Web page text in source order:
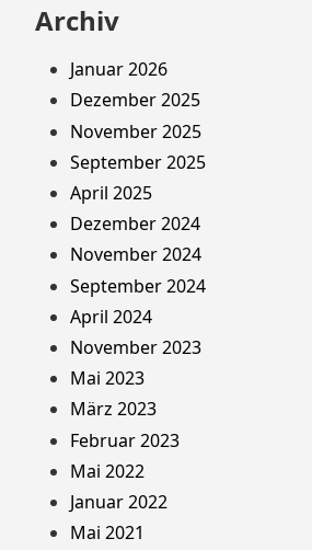
Archiv
Januar 2026
Dezember 2025
November 2025
September 2025
April 2025
Dezember 2024
November 2024
September 2024
April 2024
November 2023
Mai 2023
März 2023
Februar 2023
Mai 2022
Januar 2022
Mai 2021